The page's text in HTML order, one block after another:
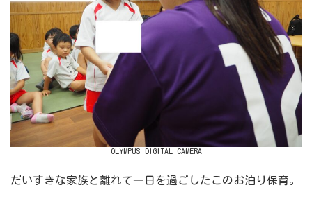
OLYMPUS DIGITAL CAMERA
だいすきな家族と離れて一日を過ごしたこのお泊り保育。